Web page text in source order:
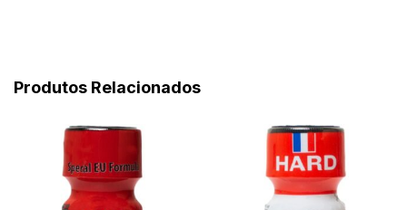
Produtos Relacionados